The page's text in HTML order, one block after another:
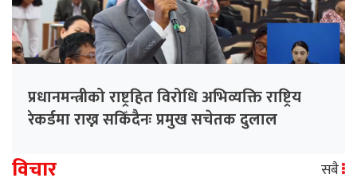
प्रधानमन्त्रीको राष्ट्रहित विरोधि अभिव्यक्ति राष्ट्रिय
रेकर्डमा राख्न सकिँदैनः प्रमुख सचेतक दुलाल
विचार सबै